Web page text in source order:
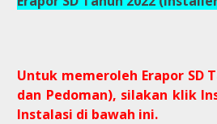
Untuk memeroleh Erapor SD
dan Pedoman), silakan klik
Instalasi di bawah ini.